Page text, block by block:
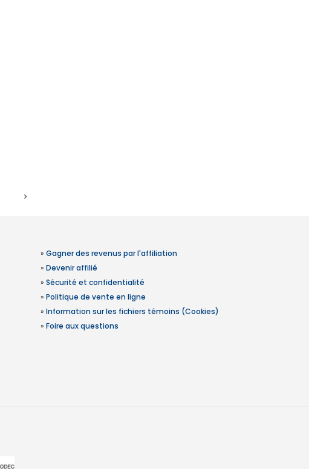
» Gagner des revenus par l'affiliation
» Devenir affilié
» Sécurité et confidentialité
» Politique de vente en ligne
» Information sur les fichiers témoins (Cookies)
» Foire aux questions